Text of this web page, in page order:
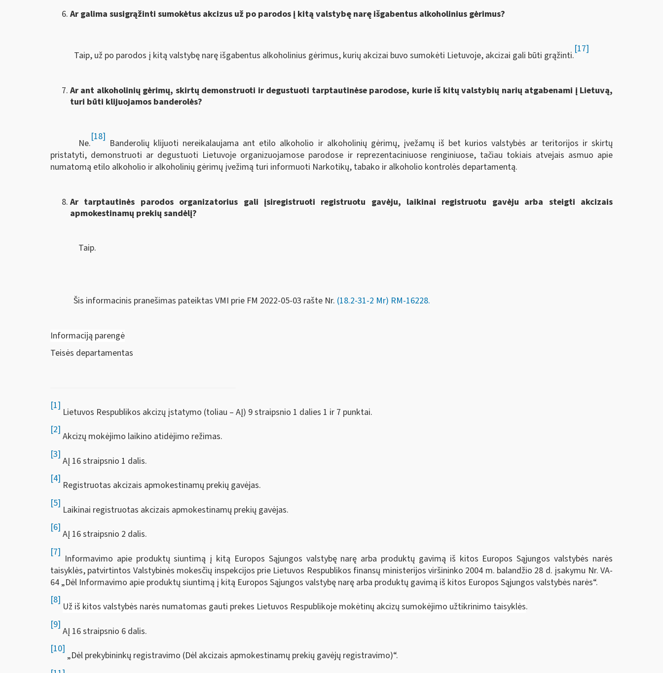
Ar galima susigrąžinti sumokėtus akcizus už po parodos į kitą valstybę narę išgabentus alkoholinius gėrimus?
Taip, už po parodos į kitą valstybę narę išgabentus alkoholinius gėrimus, kurių akcizai buvo sumokėti Lietuvoje, akcizai gali būti grąžinti.
[17]
Ar ant alkoholinių gėrimų, skirtų demonstruoti ir degustuoti tarptautinėse parodose, kurie iš kitų valstybių narių atgabenami į Lietuvą,
turi būti klijuojamos banderolės?
Ne.
[18]
Banderolių klijuoti nereikalaujama ant etilo alkoholio ir alkoholinių gėrimų, įvežamų iš bet kurios valstybės ar teritorijos ir skirtų
pristatyti, demonstruoti ar degustuoti Lietuvoje organizuojamose parodose ir reprezentaciniuose renginiuose, tačiau tokiais atvejais asmuo apie
numatomą etilo alkoholio ir alkoholinių gėrimų įvežimą turi informuoti Narkotikų, tabako ir alkoholio kontrolės departamentą.
Ar tarptautinės parodos organizatorius gali įsiregistruoti registruotu gavėju, laikinai registruotu gavėju arba steigti akcizais
apmokestinamų prekių sandėlį?
Taip.
Šis informacinis pranešimas pateiktas VMI prie FM 2022-05-03 rašte Nr. (18.2-31-2 Mr) RM-16228.
Informaciją parengė
Teisės departamentas
[1]
Lietuvos Respublikos akcizų įstatymo (toliau – AĮ) 9 straipsnio 1 dalies 1 ir 7 punktai.
[2]
Akcizų mokėjimo laikino atidėjimo režimas.
[3]
AĮ 16 straipsnio 1 dalis.
[4]
Registruotas akcizais apmokestinamų prekių gavėjas.
[5]
Laikinai registruotas akcizais apmokestinamų prekių gavėjas.
[6]
AĮ 16 straipsnio 2 dalis.
[7]
Informavimo apie produktų siuntimą į kitą Europos Sąjungos valstybę narę arba produktų gavimą iš kitos Europos Sąjungos valstybės narės
taisyklės, patvirtintos Valstybinės mokesčių inspekcijos prie Lietuvos Respublikos finansų ministerijos viršininko 2004 m. balandžio 28 d. įsakymu Nr. VA-
64 „Dėl Informavimo apie produktų siuntimą į kitą Europos Sąjungos valstybę narę arba produktų gavimą iš kitos Europos Sąjungos valstybės narės“.
[8]
Už iš kitos valstybės narės numatomas gauti prekes Lietuvos Respublikoje mokėtinų akcizų sumokėjimo užtikrinimo taisyklės.
[9]
AĮ 16 straipsnio 6 dalis.
[10]
„Dėl prekybininkų registravimo (Dėl akcizais apmokestinamų prekių gavėjų registravimo)“.